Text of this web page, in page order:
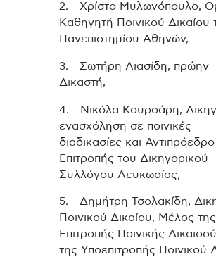
2. Χρίστο Μυλωνόπουλο,
Καθηγητή Ποινικού Δικαίου
Πανεπιστημίου Αθηνών,
3. Σωτήρη Λιασίδη, πρώην
Δικαστή,
4. Νικόλα Κουρσάρη,
ενασχόληση σε ποινικές
διαδικασίες και Αντιπρόεδρο
Επιτροπής του Δικηγορικού
Συλλόγου Λευκωσίας,
5. Δημήτρη Τσολακίδη,
Ποινικού Δικαίου, Μέλος της
Επιτροπής Ποινικής
της Υποεπιτροπής Ποινικού